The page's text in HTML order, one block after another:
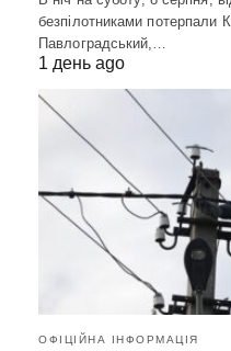
безпілотниками потерпали
Павлоградський,…
1 день ago
ОФІЦІЙНА ІНФОРМАЦІЯ